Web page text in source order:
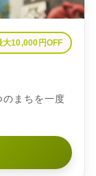
大10,000円OFF
のまちを一度